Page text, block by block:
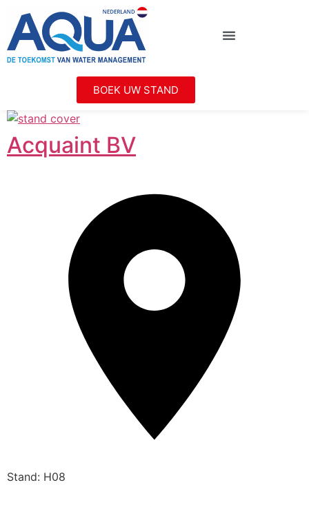
BOEK UW STAND
Acquaint BV
Stand: H08